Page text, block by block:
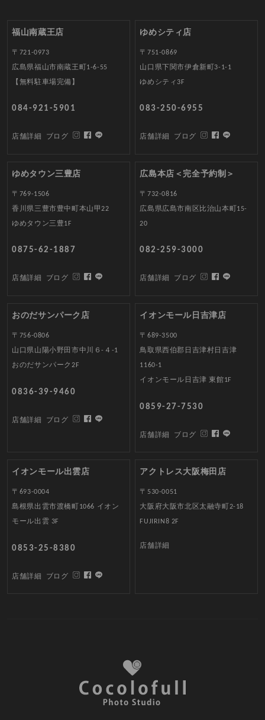
福山南蔵王店
〒721-0973
広島県福山市南蔵王町1-6-55
【無料駐車場完備】
084-921-5901
店舗詳細 ブログ
ゆめシティ店
〒751-0869
山口県下関市伊倉新町3-1-1
ゆめシティ3F
083-250-6955
店舗詳細 ブログ
ゆめタウン三豊店
〒769-1506
香川県三豊市豊中町本山甲22
ゆめタウン三豊1F
0875-62-1887
店舗詳細 ブログ
広島本店＜完全予約制＞
〒732-0816
広島県広島市南区比治山本町15-
20
082-259-3000
店舗詳細 ブログ
おのだサンパーク店
〒756-0806
山口県山陽小野田市中川６-４-1
おのだサンパーク2F
0836-39-9460
店舗詳細 ブログ
イオンモール日吉津店
〒689-3500
鳥取県西伯郡日吉津村日吉津
1160-1
イオンモール日吉津 東館1F
0859-27-7530
店舗詳細 ブログ
イオンモール出雲店
〒693-0004
島根県出雲市渡橋町1066 イオン
モール出雲 3F
0853-25-8380
店舗詳細 ブログ
アクトレス大阪梅田店
〒530-0051
大阪府大阪市北区太融寺町2-18
FUJIRIN8 2F
店舗詳細